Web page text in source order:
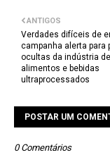
ANTIGOS
Verdades difíceis de
campanha alerta para
ocultas da indústria de
alimentos e bebidas
ultraprocessados
POSTAR UM
0 Comentários